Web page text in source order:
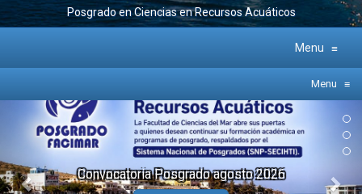
Posgrado en Ciencias en Recursos Acuáticos
Menu ≡
Menu ≡
Posgrado agosto 2026
Anterior